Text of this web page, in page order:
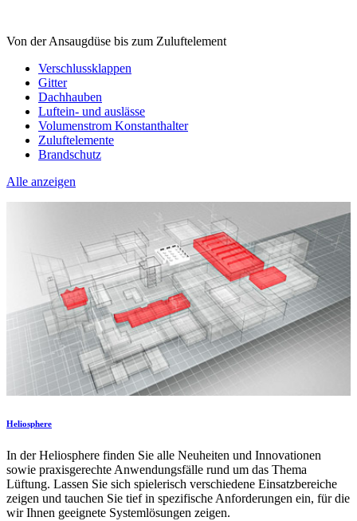
Von der Ansaugdüse bis zum Zuluftelement
Verschlussklappen
Gitter
Dachhauben
Luftein- und auslässe
Volumenstrom Konstanthalter
Zuluftelemente
Brandschutz
Alle anzeigen
Heliosphere
In der Heliosphere finden Sie alle Neuheiten und Innovationen
sowie praxisgerechte Anwendungsfälle rund um das Thema
Lüftung. Lassen Sie sich spielerisch verschiedene Einsatzbereiche
zeigen und tauchen Sie tief in spezifische Anforderungen ein, für die
wir Ihnen geeignete Systemlösungen zeigen.